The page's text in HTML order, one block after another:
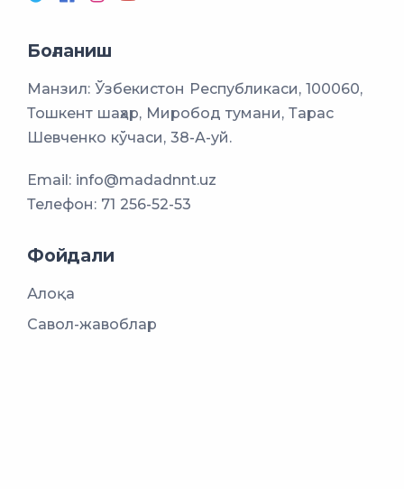
Боғланиш
Манзил: Ўзбекистон Республикаси, 100060,
Тошкент шаҳар, Миробод тумани, Тарас
Шевченко кўчаси, 38-А-уй.
Email: info@madadnnt.uz
Телефон: 71 256-52-53
Фойдали
Алоқа
Савол-жавоблар